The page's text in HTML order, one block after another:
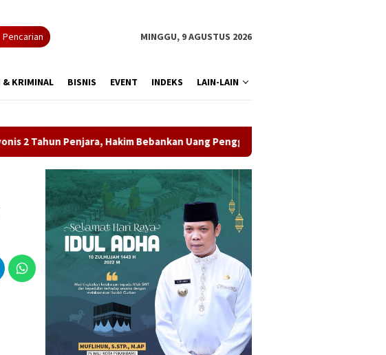
Pencarian MINGGU, 9 AGUSTUS 2026
& KRIMINAL BISNIS EVENT INDEKS LAIN-LAIN
Hakim Bebankan Uang Pengganti Rp1,45 Miliar